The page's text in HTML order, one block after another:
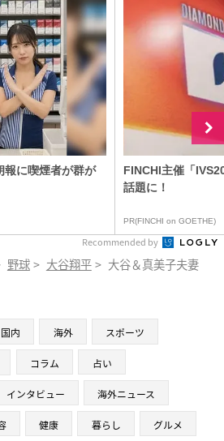
報に喫煙者が群が
FINCHI主催「
話題に！
PR(FINCHI on GOETHE)
Recommended by
野球 > 大谷翔平 > 大谷＆真美子夫妻 絶
国内 海外 スポーツ
コラム 占い
インタビュー 海外ニュース
健康 暮らし グルメ